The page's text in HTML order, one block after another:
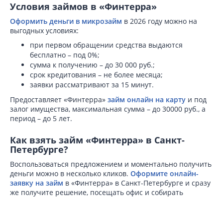
Условия займов в «Финтерра»
Оформить деньги в микрозайм в 2026 году можно на
выгодных условиях:
при первом обращении средства выдаются
бесплатно – под 0%;
сумма к получению – до 30 000 руб.;
срок кредитования – не более месяца;
заявки рассматривают за 15 минут.
Предоставляет «Финтерра» займ онлайн на карту и под
залог имущества, максимальная сумма – до 30000 руб., а
период – до 5 лет.
Как взять займ «Финтерра» в Санкт-
Петербурге?
Воспользоваться предложением и моментально получить
деньги можно в несколько кликов. Оформите онлайн-
заявку на займ в «Финтерра» в Санкт-Петербурге и сразу
же получите решение, посещать офис и собирать